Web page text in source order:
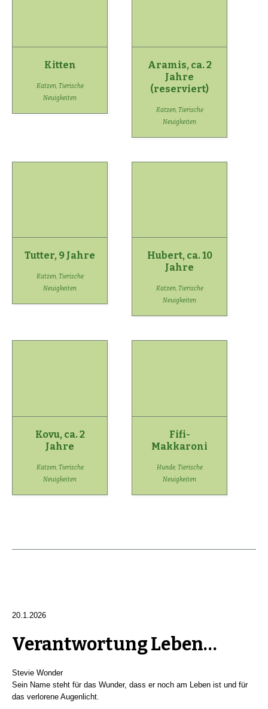
Kitten
Katzen, Tierische
Neuigkeiten
Aramis, ca. 2
Jahre
(reserviert)
Katzen, Tierische
Neuigkeiten
Tutter, 9 Jahre
Katzen, Tierische
Neuigkeiten
Hubert, ca. 10
Jahre
Katzen, Tierische
Neuigkeiten
Kovu, ca. 2
Jahre
Katzen, Tierische
Neuigkeiten
Fifi-
Makkaroni
Hunde, Tierische
Neuigkeiten
20.1.2026
Verantwortung Leben…
Stevie Wonder
Sein Name steht für das Wunder, dass er noch am Leben ist und für
das verlorene Augenlicht.